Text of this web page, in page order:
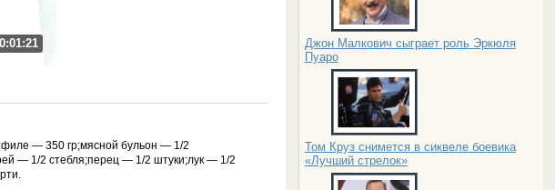
Джон Малкович сыграет роль Эркюля
Пуаро
Том Круз снимется в сиквеле боевика
«Лучший стрелок»
— 350 гр;мясной бульон — 1/2
— 1/2 стебля;перец — 1/2 штуки;лук — 1/2